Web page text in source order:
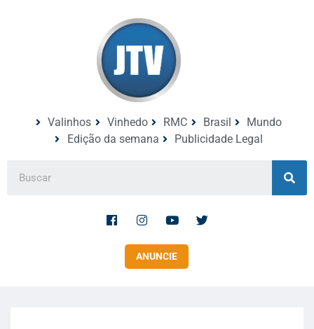
Valinhos Vinhedo RMC Brasil
Mundo
Edição da semana
Publicidade Legal
ANUNCIE